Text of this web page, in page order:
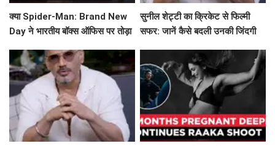
क्या Spider-Man: Brand New
Day ने भारतीय बॉक्स ऑफिस पर तोड़ा
सुनील शेट्टी का क्रिकेट से फिल्मी
सफर: जानें कैसे बदली उनकी जिंदगी